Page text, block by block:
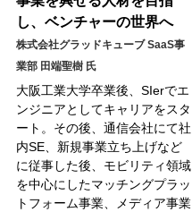
し、ベンチャーの世界へ
株式会社グラッドキューブ SaaS事
業部 田端聖樹 氏
大阪工業大学卒業後、SIerでエ
ンジニアとしてキャリアをスタ
ート。その後、通信会社にて社
内SE、新規事業立ち上げなど
に従事した後、モビリティ領域
を中心にしたマッチングプラッ
トフォーム事業、メディア事業